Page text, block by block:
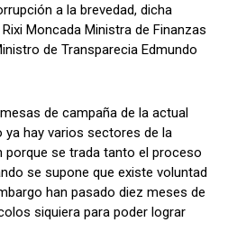
a la brevedad, dicha
Moncada Ministra de Finanzas
de Transparecia Edmundo
de campaña de la actual
ya hay varios sectores de la
porque se trada tanto el proceso
se supone que existe voluntad
han pasado diez meses de
siquiera para poder lograr